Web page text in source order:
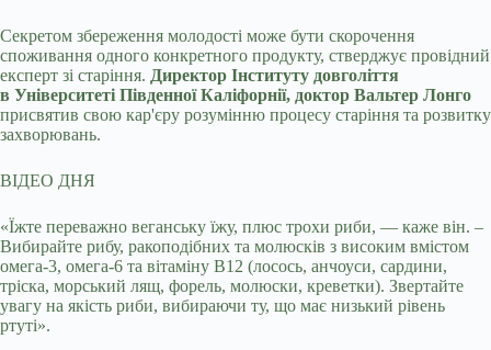
Секретом збереження молодості може бути скорочення
споживання одного конкретного продукту, стверджує провідний
експерт зі старіння. Директор Інституту довголіття
в Університеті Південної Каліфорнії, доктор Вальтер Лонго
присвятив свою кар'єру розумінню процесу старіння та розвитку
захворювань.
ВІДЕО ДНЯ
«Їжте переважно веганську їжу, плюс трохи риби, — каже він. –
Вибирайте рибу, ракоподібних та молюсків з високим вмістом
омега-3, омега-6 та вітаміну B12 (лосось, анчоуси, сардини,
тріска, морський лящ, форель, молюски, креветки). Звертайте
увагу на якість риби, вибираючи ту, що має низький рівень
ртуті».